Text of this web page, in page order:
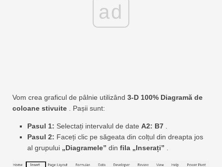
ad
Vom crea graficul de pâlnie utilizând 3-D 100% Diagramă de
coloane stivuite . Pașii sunt:
Pasul 1: Selectați intervalul de date A2: B7
Pasul 2: Faceți clic pe săgeata din colțul din dreapta jos
al grupului „Diagramele” din fila „Inserați”